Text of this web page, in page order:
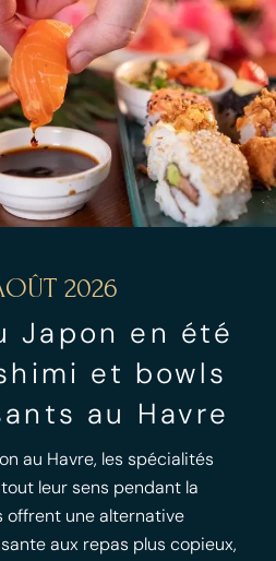
2026
Japon en été
et bowls
au Havre
au Havre, les spécialités
leur sens pendant la
offrent une alternative
aux repas plus copieux,